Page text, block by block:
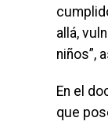
allá,
niños”,
En el
que